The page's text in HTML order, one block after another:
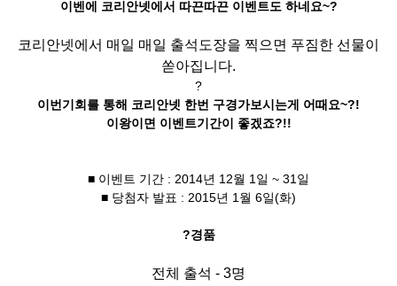
이벤에 코리안넷에서 따끈따끈 이벤트도 하네요~?
코리안넷에서 매일 매일 출석도장을 찍으면 푸짐한 선물이
쏟아집니다.
?
이번기회를 통해 코리안넷 한번 구경가보시는게 어때요~?!
이왕이면 이벤트기간이 좋겠죠?!!
■ 이벤트 기간 : 2014년 12월 1일 ~ 31일
■ 당첨자 발표 : 2015년 1월 6일(화)
?경품
전체 출석 - 3명